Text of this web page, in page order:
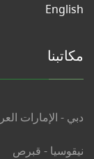
English
مكاتبنا
دبي - الإمارات
نيقوسيا - قبرص